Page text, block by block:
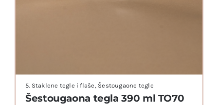
Šestougaona tegla 390 ml TO70
5. Staklene tegle i flaše, Šestougaone tegle